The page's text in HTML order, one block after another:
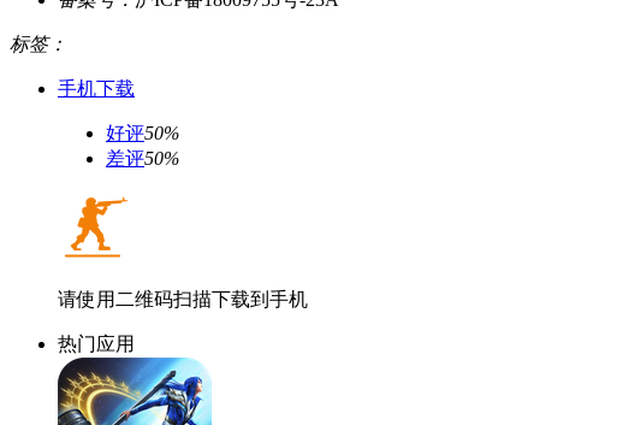
标签：
手机下载
好评50%
差评50%
请使用二维码扫描下载到手机
热门应用